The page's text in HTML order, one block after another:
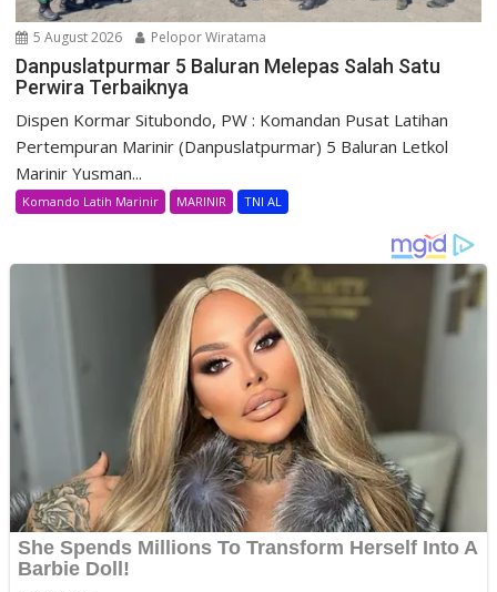
5 August 2026 Pelopor Wiratama
Danpuslatpurmar 5 Baluran Melepas Salah Satu
Perwira Terbaiknya
Dispen Kormar Situbondo, PW : Komandan Pusat Latihan
Pertempuran Marinir (Danpuslatpurmar) 5 Baluran Letkol
Marinir Yusman...
Komando Latih Marinir MARINIR TNI AL